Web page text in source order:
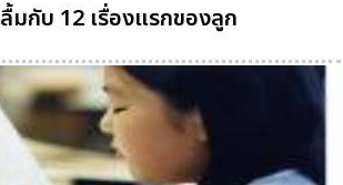
มกับ 12 เรื่องแรกของลูก